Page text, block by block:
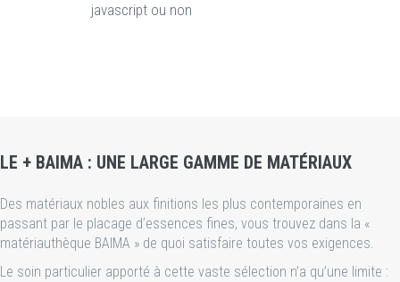
javascript ou non
LE + BAIMA : UNE LARGE GAMME DE MATÉRIAUX
Des matériaux nobles aux finitions les plus contemporaines en
passant par le placage d’essences fines, vous trouvez dans la «
matériauthèque BAIMA » de quoi satisfaire toutes vos exigences.
Le soin particulier apporté à cette vaste sélection n’a qu’une limite :